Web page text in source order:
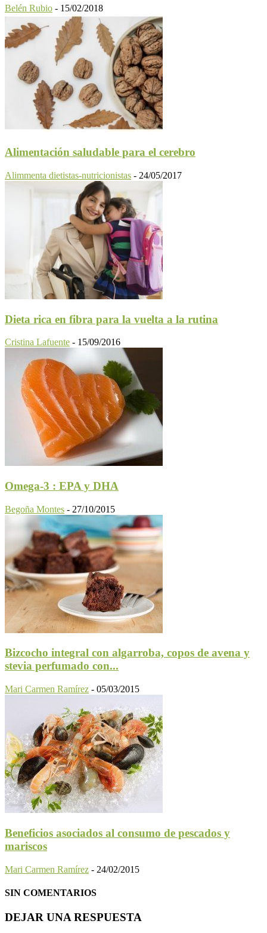
Belén Rubio - 15/02/2018
Alimentación saludable para el cerebro
Alimmenta dietistas-nutricionistas - 24/05/2017
Dieta rica en fibra para la vuelta a la rutina
Cristina Lafuente - 15/09/2016
Omega-3 : EPA y DHA
Begoña Montes - 27/10/2015
Bizcocho integral con algarroba, copos de avena y
stevia perfumado con...
Mari Carmen Ramírez - 05/03/2015
Beneficios asociados al consumo de pescados y
mariscos
Mari Carmen Ramírez - 24/02/2015
SIN COMENTARIOS
DEJAR UNA RESPUESTA